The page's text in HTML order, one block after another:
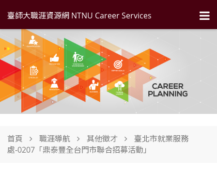
臺師大職涯資源網 NTNU Career Services
首頁 職涯導航 其他徵才
臺北市就業服務
處-0207「鼎泰豐全台門市聯合招募活動」